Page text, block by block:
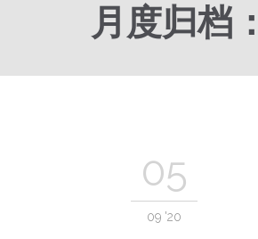
月度归档：
05
09 '20